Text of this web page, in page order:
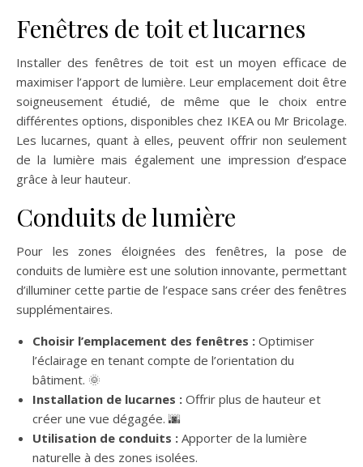
Fenêtres de toit et lucarnes
Installer des fenêtres de toit est un moyen efficace de
maximiser l’apport de lumière. Leur emplacement doit être
soigneusement étudié, de même que le choix entre
différentes options, disponibles chez IKEA ou Mr Bricolage.
Les lucarnes, quant à elles, peuvent offrir non seulement
de la lumière mais également une impression d’espace
grâce à leur hauteur.
Conduits de lumière
Pour les zones éloignées des fenêtres, la pose de
conduits de lumière est une solution innovante, permettant
d’illuminer cette partie de l’espace sans créer des fenêtres
supplémentaires.
Choisir l’emplacement des fenêtres : Optimiser
l’éclairage en tenant compte de l’orientation du
bâtiment. 🌞
Installation de lucarnes : Offrir plus de hauteur et
créer une vue dégagée. 🌆
Utilisation de conduits : Apporter de la lumière
naturelle à des zones isolées.